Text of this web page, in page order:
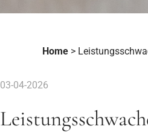
Home >
03-04-2026